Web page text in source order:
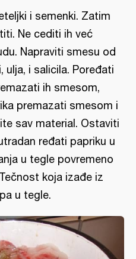
i semenki. Zatim
Ne cediti ih već
Napraviti smesu od
ulja, i salicila. Poređati
ih smesom,
premazati smesom i
sav material. Ostaviti
ređati papriku u
u tegle povremeno
koja izađe iz
u tegle.